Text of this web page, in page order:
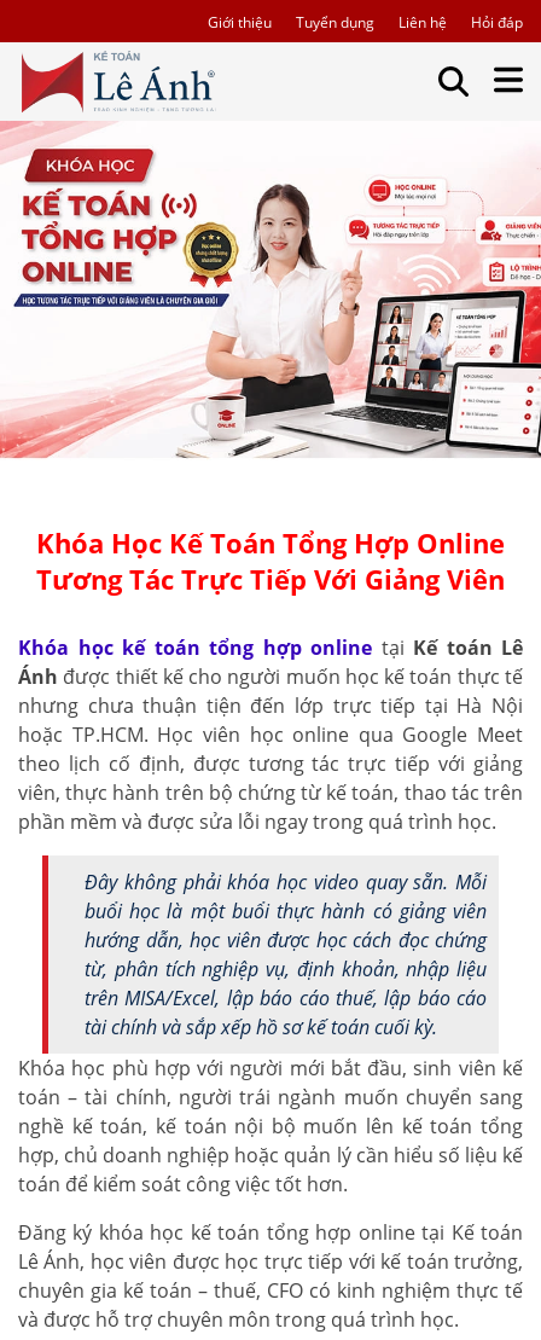
Giới thiệu Tuyển dụng Liên hệ Hỏi đáp
Khóa Học Kế Toán Tổng Hợp Online
Tương Tác Trực Tiếp Với Giảng Viên
Khóa học kế toán tổng hợp online tại Kế toán Lê
Ánh được thiết kế cho người muốn học kế toán thực tế
nhưng chưa thuận tiện đến lớp trực tiếp tại Hà Nội
hoặc TP.HCM. Học viên học online qua Google Meet
theo lịch cố định, được tương tác trực tiếp với giảng
viên, thực hành trên bộ chứng từ kế toán, thao tác trên
phần mềm và được sửa lỗi ngay trong quá trình học.
Đây không phải khóa học video quay sẵn. Mỗi
buổi học là một buổi thực hành có giảng viên
hướng dẫn, học viên được học cách đọc chứng
từ, phân tích nghiệp vụ, định khoản, nhập liệu
trên MISA/Excel, lập báo cáo thuế, lập báo cáo
tài chính và sắp xếp hồ sơ kế toán cuối kỳ.
Khóa học phù hợp với người mới bắt đầu, sinh viên kế
toán – tài chính, người trái ngành muốn chuyển sang
nghề kế toán, kế toán nội bộ muốn lên kế toán tổng
hợp, chủ doanh nghiệp hoặc quản lý cần hiểu số liệu kế
toán để kiểm soát công việc tốt hơn.
Đăng ký khóa học kế toán tổng hợp online tại Kế toán
Lê Ánh, học viên được học trực tiếp với kế toán trưởng,
chuyên gia kế toán – thuế, CFO có kinh nghiệm thực tế
và được hỗ trợ chuyên môn trong quá trình học.